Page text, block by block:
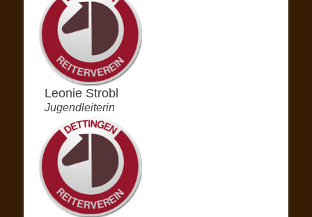
Leonie Strobl
Jugendleiterin